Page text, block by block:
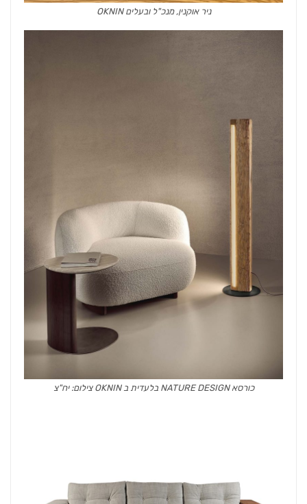
ניר אוקנין, מנכ"ל ובעלים OKNIN
כורסא NATURE DESIGN בלעדית ב OKNIN צילום: יח"צ